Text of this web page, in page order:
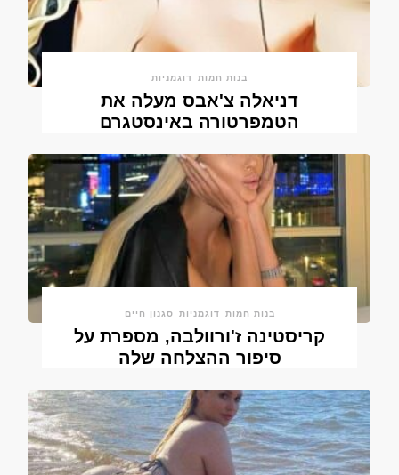
בנות חמות דוגמניות
דניאלה צ'אבס מעלה את
הטמפרטורה באינסטגרם
בנות חמות דוגמניות סגנון חיים
קריסטינה ז'ורוולבה, מספרת על
סיפור ההצלחה שלה